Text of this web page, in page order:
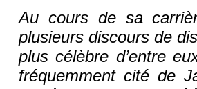
Au cours de sa
plusieurs discours de
plus célèbre d’entre
fréquemment cité de